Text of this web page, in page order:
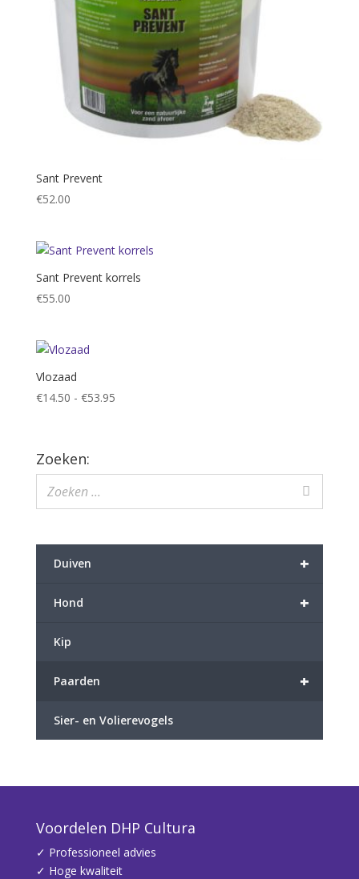
Sant Prevent
€52.00
Sant Prevent korrels
€55.00
Vlozaad
€14.50 - €53.95Prijsklasse:
Zoeken:
+
Duiven
+
Hond
Kip
+
Paarden
Sier- en Volierevogels
Voordelen DHP Cultura
✓ Professioneel advies
✓ Hoge kwaliteit